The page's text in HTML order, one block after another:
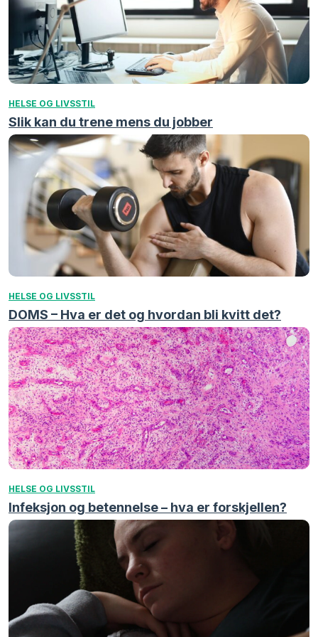
HELSE OG LIVSSTIL
Slik kan du trene mens du jobber
HELSE OG LIVSSTIL
DOMS – Hva er det og hvordan bli kvitt det?
HELSE OG LIVSSTIL
Infeksjon og betennelse – hva er forskjellen?